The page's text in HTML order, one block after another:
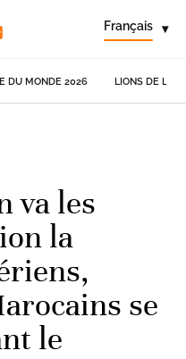
Français ▾
DU MONDE 2026 LIONS DE
va les
la
se
le